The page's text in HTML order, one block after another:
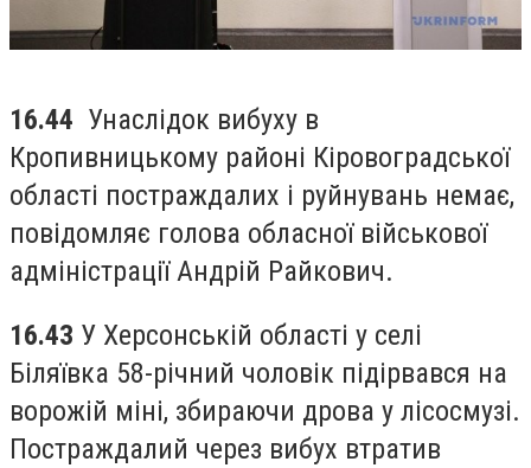
16.44 Унаслідок вибуху в
Кропивницькому районі Кіровоградської
області постраждалих і руйнувань немає,
повідомляє голова обласної військової
адміністрації Андрій Райкович.
16.43 У Херсонській області у селі
Біляївка 58-річний чоловік підірвався на
ворожій міні, збираючи дрова у лісосмузі.
Постраждалий через вибух втратив